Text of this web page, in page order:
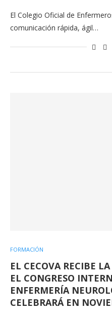
El Colegio Oficial de
comunicación rápida, ágil…
FORMACIÓN
EL CECOVA RECIBE
EL CONGRESO
ENFERMERÍA
CELEBRARÁ EN